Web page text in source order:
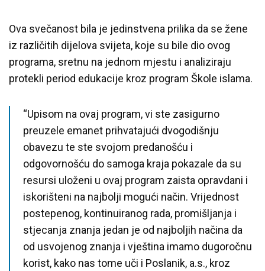
Ova svečanost bila je jedinstvena prilika da se žene
iz različitih dijelova svijeta, koje su bile dio ovog
programa, sretnu na jednom mjestu i analiziraju
protekli period edukacije kroz program Škole islama.
“Upisom na ovaj program, vi ste zasigurno
preuzele emanet prihvatajući dvogodišnju
obavezu te ste svojom predanošću i
odgovornošću do samoga kraja pokazale da su
resursi uloženi u ovaj program zaista opravdani i
iskorišteni na najbolji mogući način. Vrijednost
postepenog, kontinuiranog rada, promišljanja i
stjecanja znanja jedan je od najboljih načina da
od usvojenog znanja i vještina imamo dugoročnu
korist, kako nas tome uči i Poslanik, a.s., kroz